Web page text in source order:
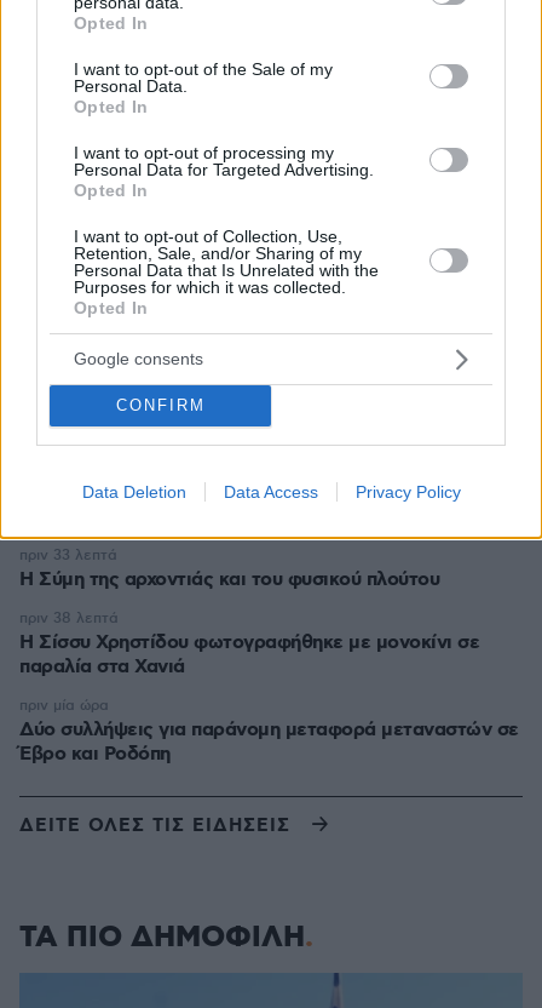
grant or deny consent to Google and its third-party tags to
use your data for below specified purposes in below Google
consent section.
Opted In
I want to opt-out of the Sale of my
Personal Data.
Opted In
I want to opt-out of processing my
Personal Data for Targeted Advertising.
Opted In
I want to opt-out of Collection, Use,
Retention, Sale, and/or Sharing of my
Personal Data that Is Unrelated with the
Purposes for which it was collected.
Opted In
Google consents
CONFIRM
Data Deletion Data Access Privacy Policy
σύσταση για την ασφάλεια των πολιτών
5 ελληνικά νησιά για ήσυχες διακοπές
Πόσο πειράζει να κοιμόμαστε με ανοιχτό ανεμιστήρα –
Ο ειδικός απαντά
πριν 21 λεπτά
DIY beauty: Δέκα συν μία celebrities που επιμελλούνται
οι ίδιες τα μαλλιά και το μακιγιάζ τους
Η επιστήμη πίσω από το τέλειο γλυκό του κουταλιού
σταφύλι
πριν 23 λεπτά
Χούθι, το «άλυτο πρόβλημα» της Μέσης Ανατολής: Γιατί
χίλια πλήγματα δεν ήταν αρκετά για να τους
σταματήσουν
πριν 24 λεπτά
πριν 27 λεπτά
Η Σύμη της αρχοντιάς και του φυσικού πλούτου
πριν 33 λεπτά
Η Σίσσυ Χρηστίδου φωτογραφήθηκε με μονοκίνι σε
παραλία στα Χανιά
πριν 38 λεπτά
Δύο συλλήψεις για παράνομη μεταφορά μεταναστών σε
Έβρο και Ροδόπη
πριν μία ώρα
ΔΕΙΤΕ ΟΛΕΣ ΤΙΣ ΕΙΔΗΣΕΙΣ
ΤΑ ΠΙΟ ΔΗΜΟΦΙΛΗ